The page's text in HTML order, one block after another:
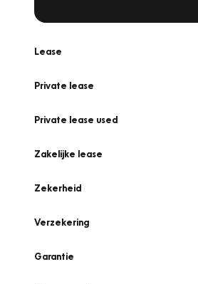
Lease
Private lease
Private lease used
Zakelijke lease
Zekerheid
Verzekering
Garantie